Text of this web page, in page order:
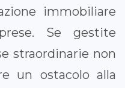
immobiliare
Se gestite
straordinarie non
un ostacolo alla